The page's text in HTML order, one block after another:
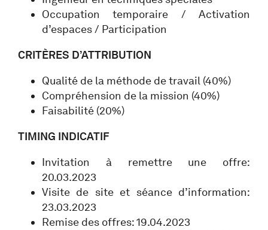
Occupation temporaire / Activation
d’espaces / Participation
CRITÈRES D’ATTRIBUTION
Qualité de la méthode de travail (40%)
Compréhension de la mission (40%)
Faisabilité (20%)
TIMING INDICATIF
Invitation à remettre une offre:
20.03.2023
Visite de site et séance d’information:
23.03.2023
Remise des offres: 19.04.2023